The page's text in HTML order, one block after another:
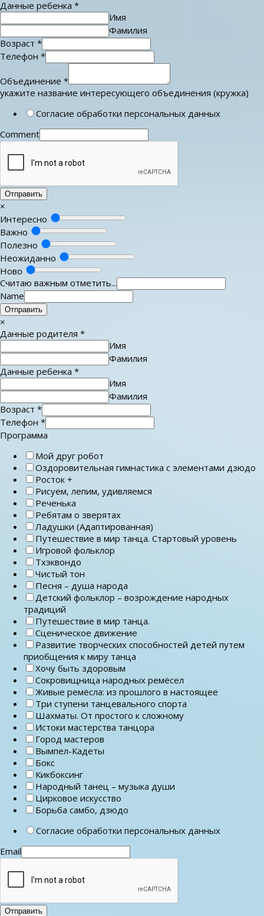
Данные ребенка *
Имя
Фамилия
Возраст *
Телефон *
Объединение *
укажите название интересующего объединения (кружка)
Согласие обработки персональных данных
Comment
Отправить
×
Интересно
Важно
Полезно
Неожиданно
Ново
Считаю важным отметить...
Name
Отправить
×
Данные родителя *
Имя
Фамилия
Данные ребенка *
Имя
Фамилия
Возраст *
Телефон *
Программа
Мой друг робот
Оздоровительная гимнастика с элементами дзюдо
Росток +
Рисуем, лепим, удивляемся
Реченька
Ребятам о зверятах
Ладушки (Адаптированная)
Путешествие в мир танца. Стартовый уровень
Игровой фольклор
Тхэквондо
Чистый тон
Песня – душа народа
Детский фольклор – возрождение народных
традиций
Путешествие в мир танца.
Сценическое движение
Развитие творческих способностей детей путем
приобщения к миру танца
Хочу быть здоровым
Сокровищница народных ремёсел
Живые ремёсла: из прошлого в настоящее
Три ступени танцевального спорта
Шахматы. От простого к сложному
Истоки мастерства танцора
Город мастеров
Вымпел-Кадеты
Бокс
Кикбоксинг
Народный танец – музыка души
Цирковое искусство
Борьба самбо, дзюдо
Согласие обработки персональных данных
Email
Отправить